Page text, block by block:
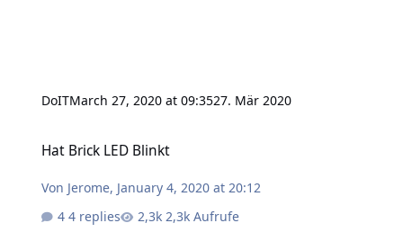
DoITMarch 27, 2020 at 09:3527. Mär 2020
Hat Brick LED Blinkt
Von Jerome, January 4, 2020 at 20:12
4 replies
2,3k Aufrufe